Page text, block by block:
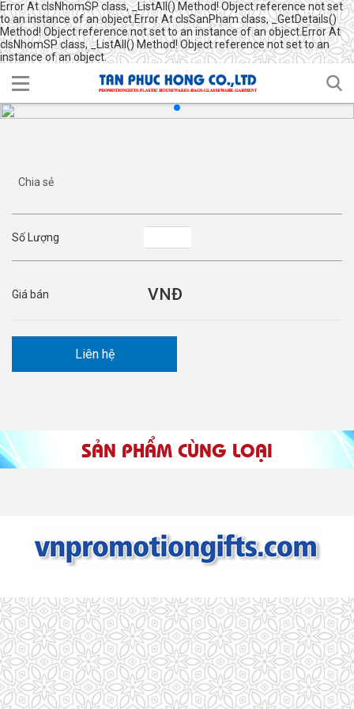
Error At clsNhomSP class, _ListAll() Method! Object reference not set
to an instance of an object.Error At clsSanPham class, _GetDetails()
Method! Object reference not set to an instance of an object.Error At
clsNhomSP class, _ListAll() Method! Object reference not set to an
instance of an object.
Chia sẻ
Số Lượng
Giá bán
SẢN PHẨM CÙNG LOẠI